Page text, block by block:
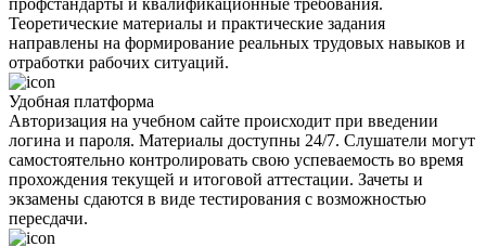
профстандарты и квалификационные требования.
Теоретические материалы и практические задания
направлены на формирование реальных трудовых навыков и
отработки рабочих ситуаций.
Удобная платформа
Авторизация на учебном сайте происходит при введении
логина и пароля. Материалы доступны 24/7. Слушатели могут
самостоятельно контролировать свою успеваемость во время
прохождения текущей и итоговой аттестации. Зачеты и
экзамены сдаются в виде тестирования с возможностью
пересдачи.